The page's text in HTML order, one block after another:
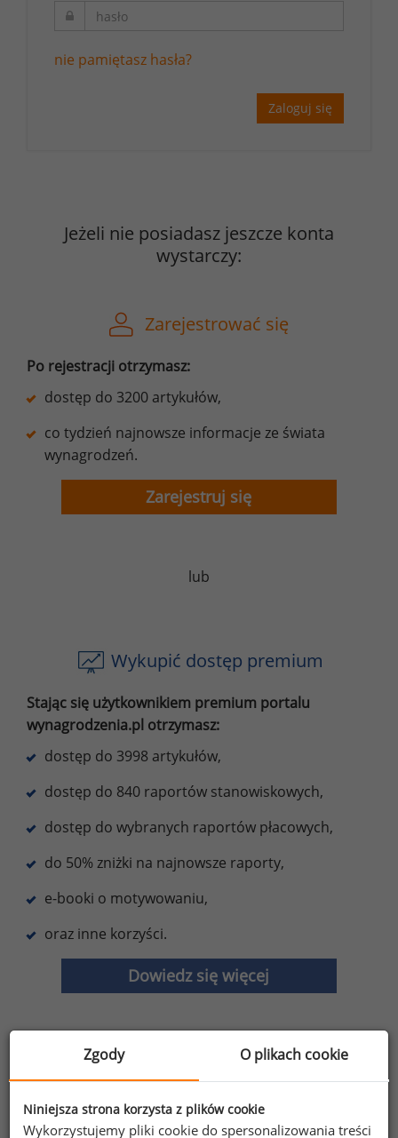
nie pamiętasz hasła?
Zaloguj się
Jeżeli nie posiadasz jeszcze konta
wystarczy:
Zarejestrować się
Po rejestracji otrzymasz:
dostęp do 3200 artykułów,
co tydzień najnowsze informacje ze świata
wynagrodzeń.
Zarejestruj się
lub
Wykupić dostęp premium
Stając się użytkownikiem premium portalu
wynagrodzenia.pl otrzymasz:
dostęp do 3998 artykułów,
dostęp do 840 raportów stanowiskowych,
dostęp do wybranych raportów płacowych,
do 50% zniżki na najnowsze raporty,
e-booki o motywowaniu,
oraz inne korzyści.
Dowiedz się więcej
Wybierz opcję dostosowana do Twoich
Zgody O plikach cookie
Niniejsza strona korzysta z plików cookie
Wykorzystujemy pliki cookie do spersonalizowania treści